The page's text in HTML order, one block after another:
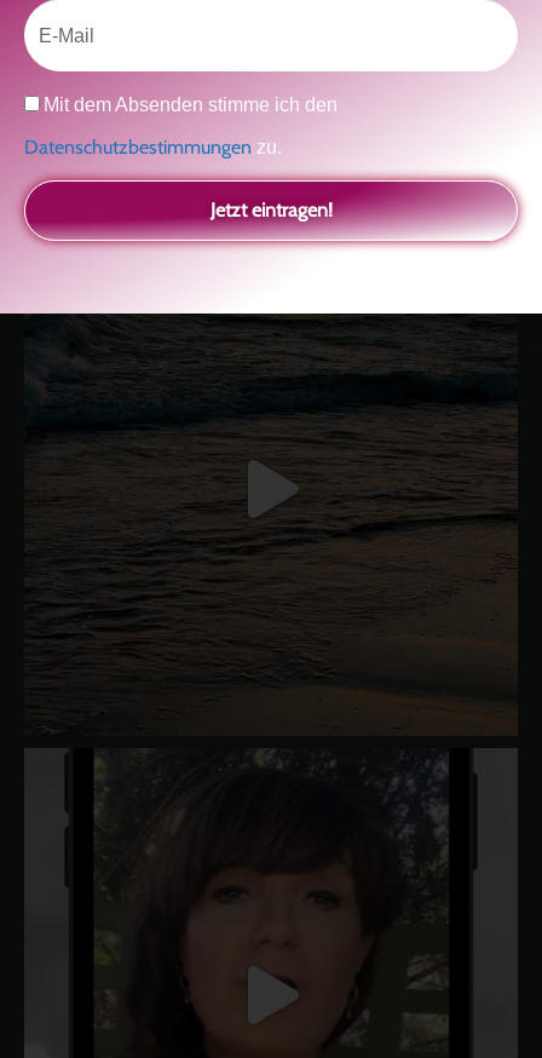
kolitscher.by.biotic
Selbstliebe, Aussöhnung mit der Kindheit, Potenzial entfalten,
glückliche Beziehung-The Master KeyAsha und Marie-Luise
Sisterlove
Email
Datenschutz
Mit dem Absenden stimme ich den
Datenschutzbestimmungen zu.
Jetzt eintragen!